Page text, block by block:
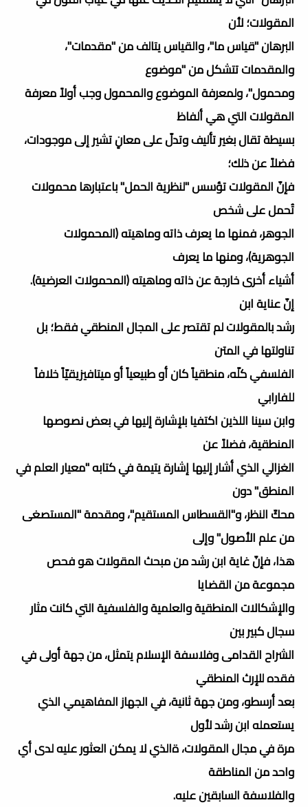
المقولات؛ لأن
البرهان "قياس ما"، والقياس يتالف من "مقدمات"،
والمقدمات تتشكل من "موضوع
ومحمول"، ولمعرفة الموضوع والمحمول وجب أولاً معرفة
المقولات التي هي ألفاظ
بسيطة تقال بغير تأليف وتدلّ على معانٍ تشير إلى موجودات،
فضلاً عن ذلك؛
فإنّ المقولات تؤسس "لنظرية الحمل" باعتبارها محمولات
تُحمل على شخص
الجوهر، فمنها ما يعرف ذاته وماهيته (المحمولات
الجوهرية)، ومنها ما يعرف
أشياء أخرى خارجة عن ذاته وماهيته (المحمولات العرضية).
إنّ عناية ابن
رشد بالمقولات لم تقتصر على المجال المنطقي فقط؛ بل
تناولتها في المتن
الفلسفي كلّه، منطقياً كان أو طبيعياً أو ميتافيزيقيّاً خلافاً
للفارابي
وابن سينا اللذين اكتفيا بلإشارة إليها في بعض نصوصها
المنطقية، فضلاً عن
الغزالي الذي أشار إليها إشارة يتيمة في كتابه "معيار العلم في
المنطق" دون
محكّ النظر، و"القسطاس المستقيم"، ومقدمة "المستصغى
من علم الأصول" وإلى
هذا، فإنّ غاية ابن رشد من مبحث المقولات هو فحص
مجموعة من القضايا
والإشكالات المنطقية والعلمية والفلسفية التي كانت مثار
سجال كبير بين
الشراح القدامى وفلاسفة الإسلام يتمثل، من جهة أولى في
فقده للإرث المنطقي
بعد أرسطو، ومن جهة ثانية، في الجهاز المفاهيمي الذي
يستعمله ابن رشد لأول
مرة في مجال المقولات، ةالذي لا يمكن العثور عليه لدى أي
واحد من المناطقة
والفلاسفة السابقين عليه.